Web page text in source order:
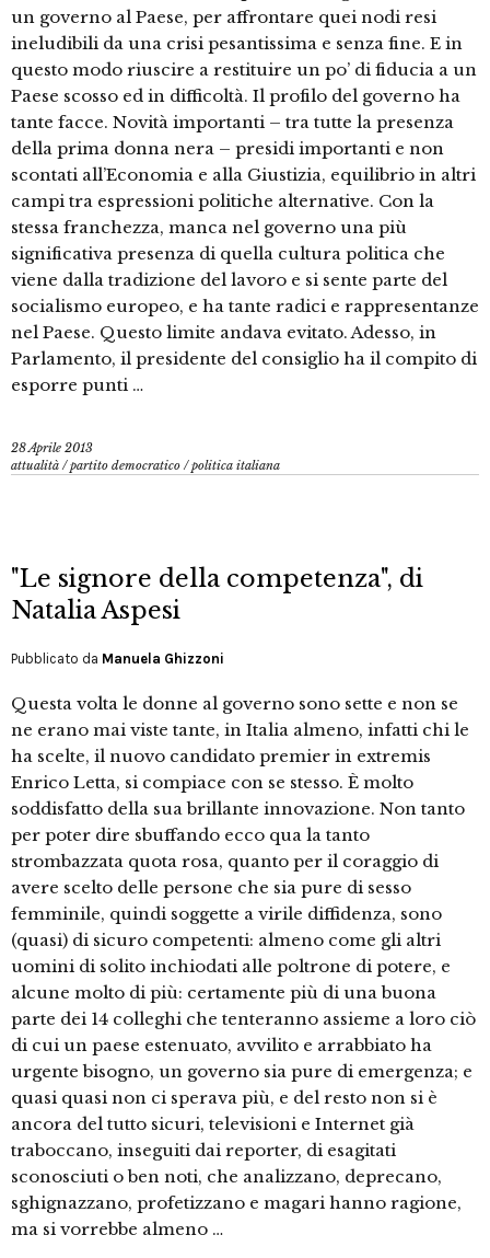
un governo al Paese, per affrontare quei nodi resi
ineludibili da una crisi pesantissima e senza fine. E in
questo modo riuscire a restituire un po’ di fiducia a un
Paese scosso ed in difficoltà. Il profilo del governo ha
tante facce. Novità importanti – tra tutte la presenza
della prima donna nera – presidi importanti e non
scontati all’Economia e alla Giustizia, equilibrio in altri
campi tra espressioni politiche alternative. Con la
stessa franchezza, manca nel governo una più
significativa presenza di quella cultura politica che
viene dalla tradizione del lavoro e si sente parte del
socialismo europeo, e ha tante radici e rappresentanze
nel Paese. Questo limite andava evitato. Adesso, in
Parlamento, il presidente del consiglio ha il compito di
esporre punti …
28 Aprile 2013
attualità /partito democratico /politica italiana
"Le signore della competenza", di
Natalia Aspesi
Pubblicato da Manuela Ghizzoni
Questa volta le donne al governo sono sette e non se
ne erano mai viste tante, in Italia almeno, infatti chi le
ha scelte, il nuovo candidato premier in extremis
Enrico Letta, si compiace con se stesso. È molto
soddisfatto della sua brillante innovazione. Non tanto
per poter dire sbuffando ecco qua la tanto
strombazzata quota rosa, quanto per il coraggio di
avere scelto delle persone che sia pure di sesso
femminile, quindi soggette a virile diffidenza, sono
(quasi) di sicuro competenti: almeno come gli altri
uomini di solito inchiodati alle poltrone di potere, e
alcune molto di più: certamente più di una buona
parte dei 14 colleghi che tenteranno assieme a loro ciò
di cui un paese estenuato, avvilito e arrabbiato ha
urgente bisogno, un governo sia pure di emergenza; e
quasi quasi non ci sperava più, e del resto non si è
ancora del tutto sicuri, televisioni e Internet già
traboccano, inseguiti dai reporter, di esagitati
sconosciuti o ben noti, che analizzano, deprecano,
sghignazzano, profetizzano e magari hanno ragione,
ma si vorrebbe almeno …